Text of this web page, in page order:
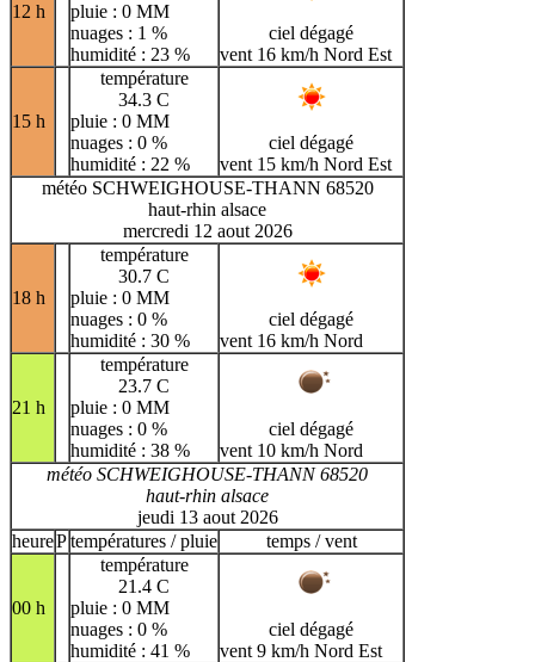
12 h
pluie : 0 MM
nuages : 1 %
humidité : 23 %
ciel dégagé
vent 16 km/h Nord Est
15 h
température
34.3 C
pluie : 0 MM
nuages : 0 %
humidité : 22 %
ciel dégagé
vent 15 km/h Nord Est
météo SCHWEIGHOUSE-THANN 68520
haut-rhin alsace
mercredi 12 aout 2026
18 h
température
30.7 C
pluie : 0 MM
nuages : 0 %
humidité : 30 %
ciel dégagé
vent 16 km/h Nord
21 h
température
23.7 C
pluie : 0 MM
nuages : 0 %
humidité : 38 %
ciel dégagé
vent 10 km/h Nord
météo SCHWEIGHOUSE-THANN 68520
haut-rhin alsace
jeudi 13 aout 2026
heurePtempératures / pluie temps / vent
00 h
température
21.4 C
pluie : 0 MM
nuages : 0 %
humidité : 41 %
ciel dégagé
vent 9 km/h Nord Est